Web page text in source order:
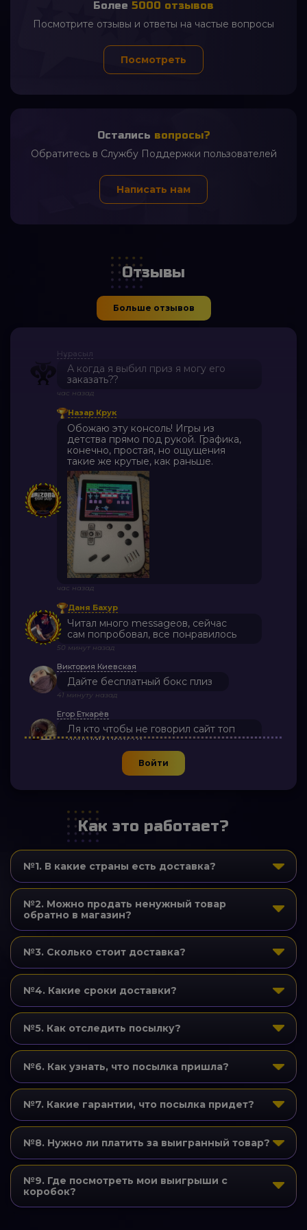
Более 5000 отзывов
Посмотрите отзывы и ответы на частые вопросы
Посмотреть
Остались вопросы?
Обратитесь в Службу Поддержки пользователей
Написать нам
Отзывы
Больше отзывов
пропеллером
2 часа назад
Оборачиваю вокруг ветки или
перил и снимки получаются
класные
Нұрасыл
А когда я выбил приз я могу его
заказать??
час назад
Назар Крук
Обожаю эту консоль! Игры из
детства прямо под рукой. Графика,
конечно, простая, но ощущения
такие же крутые, как раньше.
час назад
Даня Бахур
Читал много messageов, сейчас
сам попробовал, все понравилось
50 минут назад
Виктория Киевская
Дайте бесплатный бокс плиз
41 минуту назад
Егор Еткарёв
Ля кто чтобы не говорил сайт топ
лучший просто
Войти
Как это работает?
№1. В какие страны есть доставка?
№2. Можно продать ненужный товар
обратно в магазин?
№3. Сколько стоит доставка?
№4. Какие сроки доставки?
№5. Как отследить посылку?
№6. Как узнать, что посылка пришла?
№7. Какие гарантии, что посылка придет?
№8. Нужно ли платить за выигранный товар?
№9. Где посмотреть мои выигрыши с
коробок?